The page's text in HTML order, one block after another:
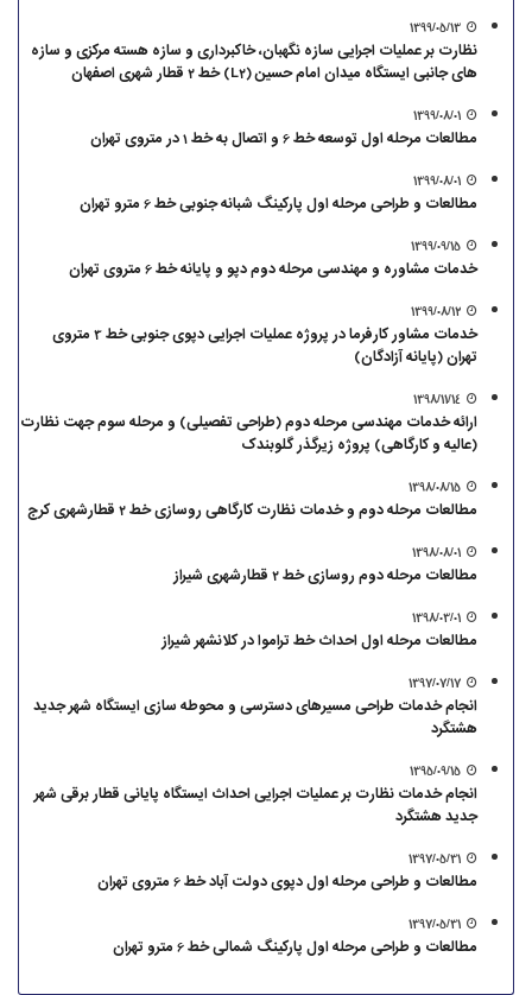
1399/05/13
نظارت بر عملیات اجرایی سازه نگهبان، خاکبرداری و سازه هسته مرکزی و سازه
های جانبی ایستگاه میدان امام حسین (L2) خط 2 قطار شهری اصفهان
1399/08/01
مطالعات مرحله اول توسعه خط 6 و اتصال به خط 1 در متروی تهران
1399/08/01
مطالعات و طراحی مرحله اول پارکینگ شبانه جنوبی خط 6 مترو تهران
1399/09/15
خدمات مشاوره و مهندسی مرحله دوم دپو و پایانه خط 6 متروی تهران
1399/08/12
خدمات مشاور کارفرما در پروژه عملیات اجرایی دپوی جنوبی خط 3 متروی
تهران (پایانه آزادگان)
1398/11/14
ارائه خدمات مهندسی مرحله دوم (طراحی تفصیلی) و مرحله سوم جهت نظارت
(عالیه و کارگاهی) پروژه زیرگذر گلوبندک
1398/08/15
مطالعات مرحله دوم و خدمات نظارت کارگاهی روسازی خط 2 قطارشهری کرج
1398/08/01
مطالعات مرحله دوم روسازی خط 2 قطارشهری شیراز
1398/03/01
مطالعات مرحله اول احداث خط تراموا در کلانشهر شیراز
1397/07/17
انجام خدمات طراحی مسیرهای دسترسی و محوطه سازی ایستگاه شهر جدید
هشتگرد
1395/09/15
انجام خدمات نظارت بر عملیات اجرایی احداث ایستگاه پایانی قطار برقی شهر
جدید هشتگرد
1397/05/31
مطالعات و طراحی مرحله اول دپوی دولت آباد خط 6 متروی تهران
1397/05/31
مطالعات و طراحی مرحله اول پارکینگ شمالی خط 6 مترو تهران